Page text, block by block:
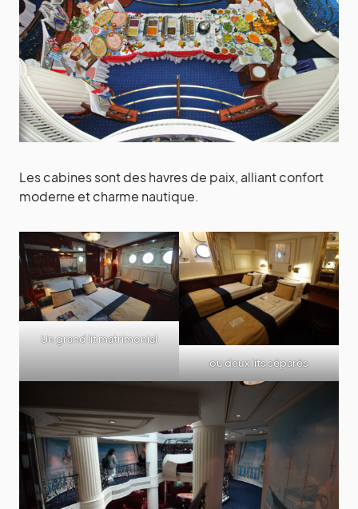
Les cabines sont des havres de paix, alliant confort
moderne et charme nautique.
Un grand lit matrimonial
ou deux lits séparés